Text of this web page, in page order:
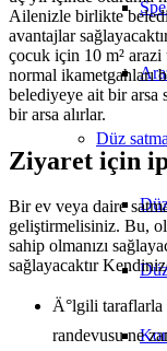
Düz
Ailenizle birlikte
avantajlar
çocuk için 10 m²
normal ikametgahları
belediyeye ait bir arsa
bir arsa alırlar.
Ziyaret için
Bir ev veya daire
geliştirmelisiniz. Bu,
sahip olmanızı
sağlayacaktır
Ä°lgili taraflarla
randevusu ne